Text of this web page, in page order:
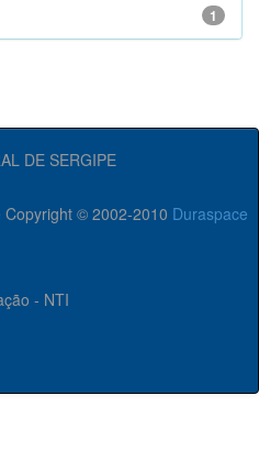
1
DE SERGIPE
Copyright © 2002-2010 Duraspace
- NTI